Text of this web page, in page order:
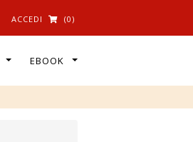
ACCEDI (0)
EBOOK